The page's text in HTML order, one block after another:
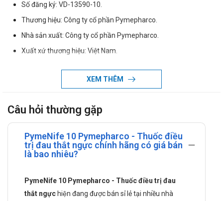
Số đăng ký: VD-13590-10.
Thương hiệu: Công ty cổ phần Pymepharco.
Nhà sản xuất: Công ty cổ phần Pymepharco.
Xuất xứ thương hiệu: Việt Nam.
Giao hàng: Toàn quốc.
Công dụng của PymeNife 10
Dự phòng đau thắt ngực, đặc biệt khi có yếu tố co mạch như
Đau thắt ngực ổn định mãn tính (đau thắt ngực do gắng sức).
Cao huyết áp.
XEM THÊM
Câu hỏi thường gặp
PymeNife 10 Pymepharco - Thuốc điều
trị đau thắt ngực chính hãng có giá bán
là bao nhiêu?
PymeNife 10 Pymepharco - Thuốc điều trị đau
thắt ngực hiện đang được bán sỉ lẻ tại nhiều nhà